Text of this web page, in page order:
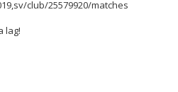
club/25579920/matches
lag!